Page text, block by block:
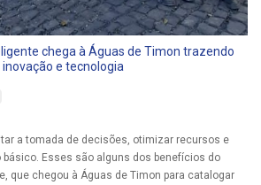
chega à Águas de Timon trazendo
inovação e tecnologia
a tomada de decisões, otimizar recursos e
Esses são alguns dos benefícios do
que chegou à Águas de Timon para catalogar